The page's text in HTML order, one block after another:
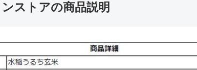
ストアの商品説明